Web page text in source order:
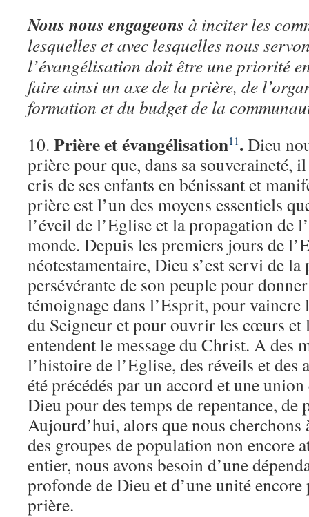
Nous nous engageons à inciter les
lesquelles et avec lesquelles nous
l’évangélisation doit être une priorité
faire ainsi un axe de la prière, de
formation et du budget de la
10. Prière et évangélisation11.Dieu
prière pour que, dans sa souveraineté,
cris de ses enfants en bénissant et
prière est l’un des moyens essentiels
l’éveil de l’Eglise et la propagation de
monde. Depuis les premiers jours de
néotestamentaire, Dieu s’est servi de
persévérante de son peuple pour
témoignage dans l’Esprit, pour
du Seigneur et pour ouvrir les cœurs et
entendent le message du Christ. A des
l’histoire de l’Eglise, des réveils et des
été précédés par un accord et une
Dieu pour des temps de repentance, de
Aujourd’hui, alors que nous cherchons
des groupes de population non encore
entier, nous avons besoin d’une
profonde de Dieu et d’une unité encore
prière.